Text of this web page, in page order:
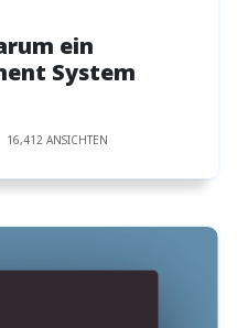
ein
System
16,412 ANSICHTEN